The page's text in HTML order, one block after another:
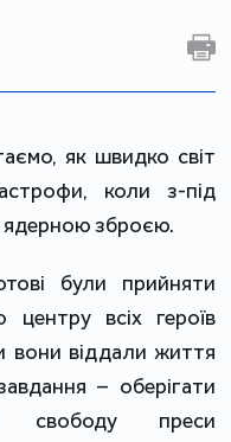
як швидко світ
коли з-під
ядерною зброєю.
були прийняти
всіх героїв
вони віддали життя
– оберігати
свободу преси